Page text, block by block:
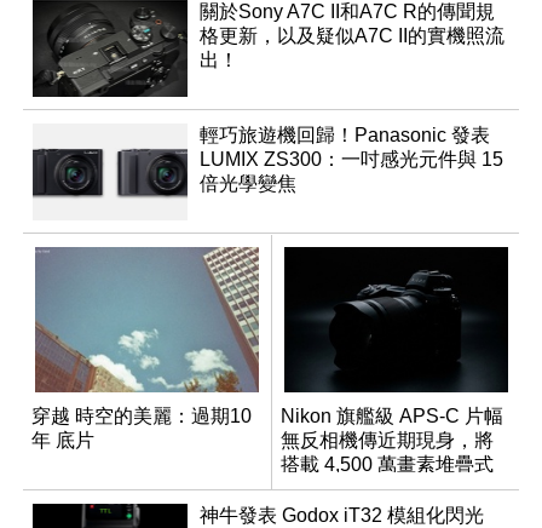
關於Sony A7C II和A7C R的傳聞規
格更新，以及疑似A7C II的實機照流
出！
輕巧旅遊機回歸！Panasonic 發表
LUMIX ZS300：一吋感光元件與 15
倍光學變焦
穿越 時空的美麗：過期10
年 底片
Nikon 旗艦級 APS-C 片幅
無反相機傳近期現身，將
搭載 4,500 萬畫素堆疊式
感光元件？
神牛發表 Godox iT32 模組化閃光